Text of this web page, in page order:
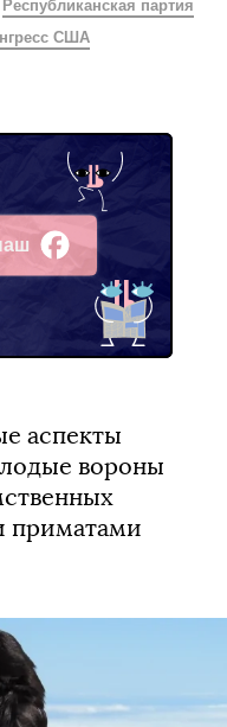
Республиканская партия
США
аспекты
вороны
приматами